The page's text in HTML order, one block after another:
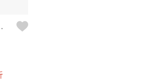
靠枕 – 擇木深耕